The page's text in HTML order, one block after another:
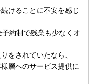
けることに不安を感じ
約制で残業も少なくオ
をされていたなら、
層へのサービス提供に